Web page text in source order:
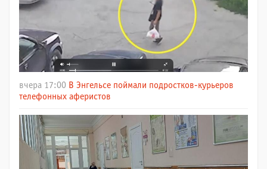
вчера 17:00 В Энгельсе поймали подростков-курьеров
телефонных аферистов